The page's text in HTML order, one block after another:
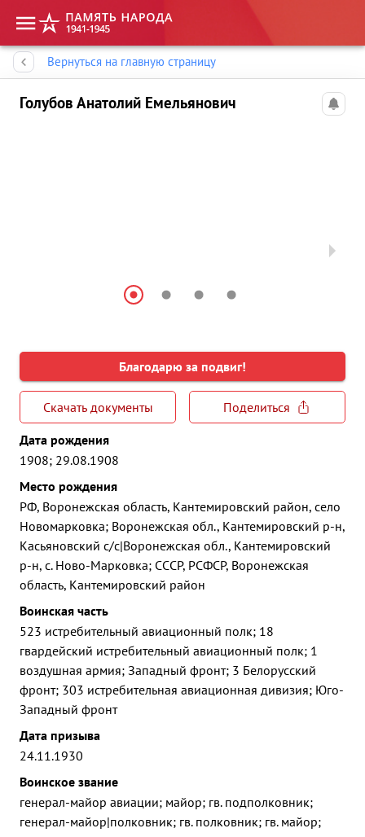
Вернуться на главную страницу
Голубов Анатолий Емельянович
Благодарю за подвиг!
Скачать документы
Поделиться
Дата рождения
1908; 29.08.1908
Место рождения
РФ, Воронежская область, Кантемировский район, село
Новомарковка; Воронежская обл., Кантемировский р-н,
Касьяновский с/с|Воронежская обл., Кантемировский
р-н, с. Ново-Марковка; СССР, РСФСР, Воронежская
область, Кантемировский район
Воинская часть
523 истребительный авиационный полк; 18
гвардейский истребительный авиационный полк; 1
воздушная армия; Западный фронт; 3 Белорусский
фронт; 303 истребительная авиационная дивизия; Юго-
Западный фронт
Дата призыва
24.11.1930
Воинское звание
генерал-майор авиации; майор; гв. подполковник;
генерал-майор|полковник; гв. полковник; гв. майор;
Память народа